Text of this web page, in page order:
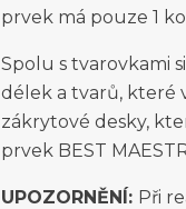
prvek má pouze 1
Spolu s tvarovkami
délek a tvarů, které
zákrytové desky,
prvek BEST
UPOZORNĚNÍ: Při